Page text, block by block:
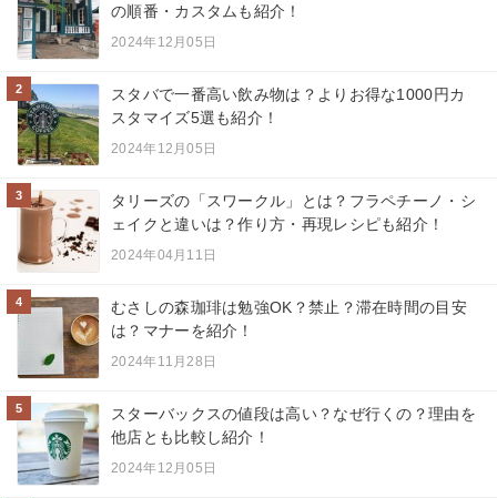
の順番・カスタムも紹介！
2024年12月05日
2
スタバで一番高い飲み物は？よりお得な1000円カ
スタマイズ5選も紹介！
2024年12月05日
3
タリーズの「スワークル」とは？フラペチーノ・シ
ェイクと違いは？作り方・再現レシピも紹介！
2024年04月11日
4
むさしの森珈琲は勉強OK？禁止？滞在時間の目安
は？マナーを紹介！
2024年11月28日
5
スターバックスの値段は高い？なぜ行くの？理由を
他店とも比較し紹介！
2024年12月05日